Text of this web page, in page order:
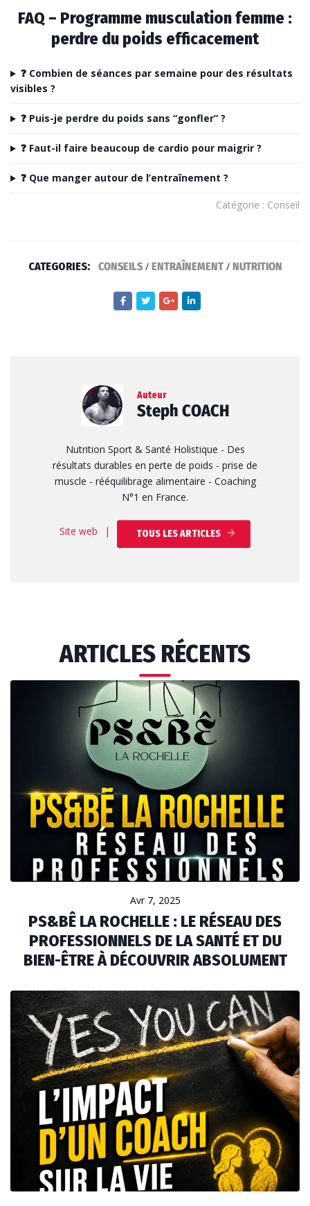
FAQ – Programme musculation femme :
perdre du poids efficacement
❓ Combien de séances par semaine pour des résultats
visibles ?
❓ Puis-je perdre du poids sans “gonfler” ?
❓ Faut-il faire beaucoup de cardio pour maigrir ?
❓ Que manger autour de l’entraînement ?
Catégorie : Conseil
CATEGORIES: CONSEILS/ ENTRAÎNEMENT/ NUTRITION
Auteur
Steph COACH
Nutrition Sport & Santé Holistique - Des
résultats durables en perte de poids - prise de
muscle - rééquilibrage alimentaire - Coaching
N°1 en France.
Site web | TOUS LES ARTICLES
ARTICLES RÉCENTS
Avr 7, 2025
PS&BÊ LA ROCHELLE : LE RÉSEAU DES
PROFESSIONNELS DE LA SANTÉ ET DU
BIEN-ÊTRE À DÉCOUVRIR ABSOLUMENT